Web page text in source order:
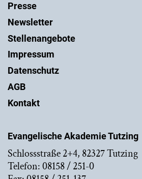
Evangelische Akademie Tutzing
Schlossstraße 2+4, 82327 Tutzing
Telefon: 08158 / 251-0
Presse
Newsletter
Stellenangebote
Impressum
Datenschutz
AGB
Kontakt